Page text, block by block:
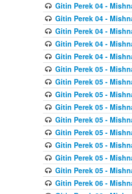
Gitin Perek 04 -
Gitin Perek 04 -
Gitin Perek 04 -
Gitin Perek 04 -
Gitin Perek 04 -
Gitin Perek 05 -
Gitin Perek 05 -
Gitin Perek 05 -
Gitin Perek 05 -
Gitin Perek 05 -
Gitin Perek 05 -
Gitin Perek 05 -
Gitin Perek 05 -
Gitin Perek 05 -
Gitin Perek 06 -